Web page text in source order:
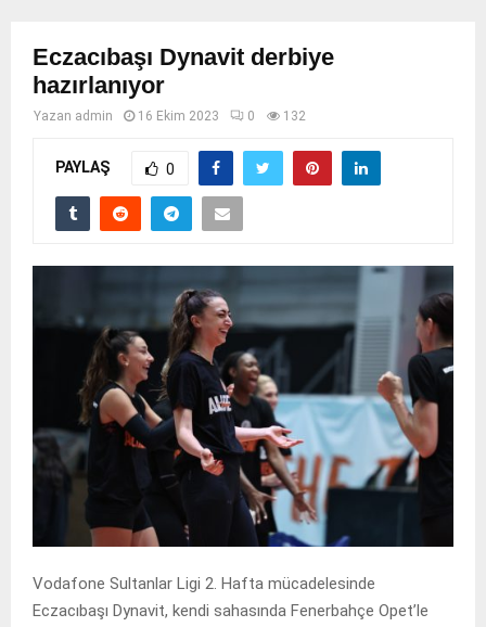
Eczacıbaşı Dynavit derbiye
hazırlanıyor
Yazan admin 16 Ekim 2023 0 132
PAYLAŞ 0
Vodafone Sultanlar Ligi 2. Hafta mücadelesinde
Eczacıbaşı Dynavit, kendi sahasında Fenerbahçe Opet’le